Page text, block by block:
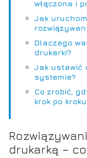
włączona i
Jak
Dlaczego
drukarki?
Jak ustawić
systemie?
Co zrobić,
krok po
drukarką –